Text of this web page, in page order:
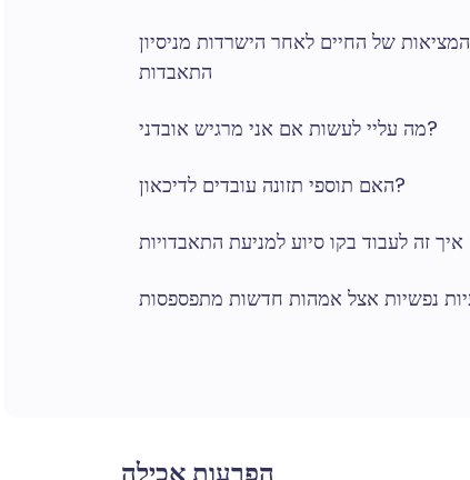
המציאות של החיים לאחר הישרדות מניסיון
התאבדות
מה עליי לעשות אם אני מרגיש אובדני?
האם תוספי תזונה עובדים לדיכאון?
איך זה לעבוד בקו סיוע למניעת התאבדויות